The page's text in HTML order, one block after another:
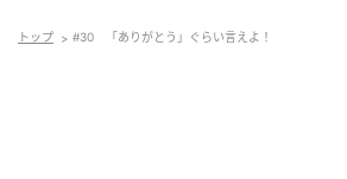
トップ #30 「ありがとう」ぐらい言えよ！